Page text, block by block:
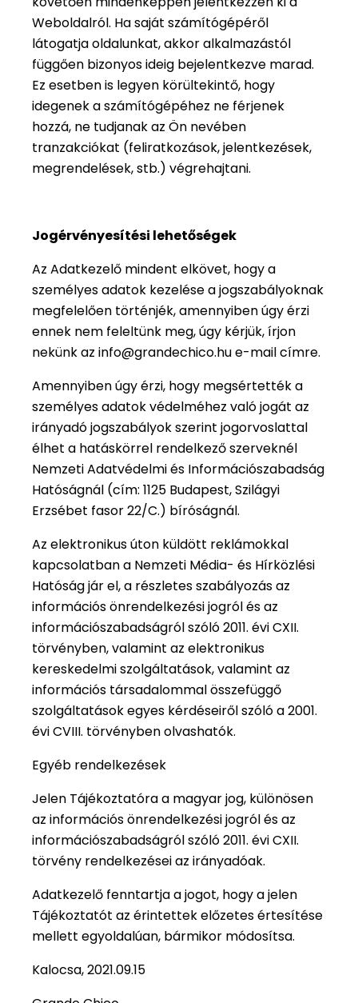
Weboldalról. Ha saját számítógépéről
látogatja oldalunkat, akkor alkalmazástól
függően bizonyos ideig bejelentkezve marad.
Ez esetben is legyen körültekintő, hogy
idegenek a számítógépéhez ne férjenek
hozzá, ne tudjanak az Ön nevében
tranzakciókat (feliratkozások, jelentkezések,
megrendelések, stb.) végrehajtani.
Jogérvényesítési lehetőségek
Az Adatkezelő mindent elkövet, hogy a
személyes adatok kezelése a jogszabályoknak
megfelelően történjék, amennyiben úgy érzi
ennek nem feleltünk meg, úgy kérjük, írjon
nekünk az info@grandechico.hu e-mail címre.
Amennyiben úgy érzi, hogy megsértették a
személyes adatok védelméhez való jogát az
irányadó jogszabályok szerint jogorvoslattal
élhet a hatáskörrel rendelkező szerveknél
Nemzeti Adatvédelmi és Információszabadság
Hatóságnál (cím: 1125 Budapest, Szilágyi
Erzsébet fasor 22/C.) bíróságnál.
Az elektronikus úton küldött reklámokkal
kapcsolatban a Nemzeti Média- és Hírközlési
Hatóság jár el, a részletes szabályozás az
információs önrendelkezési jogról és az
információszabadságról szóló 2011. évi CXII.
törvényben, valamint az elektronikus
kereskedelmi szolgáltatások, valamint az
információs társadalommal összefüggő
szolgáltatások egyes kérdéseiről szóló a 2001.
évi CVIII. törvényben olvashatók.
Egyéb rendelkezések
Jelen Tájékoztatóra a magyar jog, különösen
az információs önrendelkezési jogról és az
információszabadságról szóló 2011. évi CXII.
törvény rendelkezései az irányadóak.
Adatkezelő fenntartja a jogot, hogy a jelen
Tájékoztatót az érintettek előzetes értesítése
mellett egyoldalúan, bármikor módosítsa.
Kalocsa, 2021.09.15